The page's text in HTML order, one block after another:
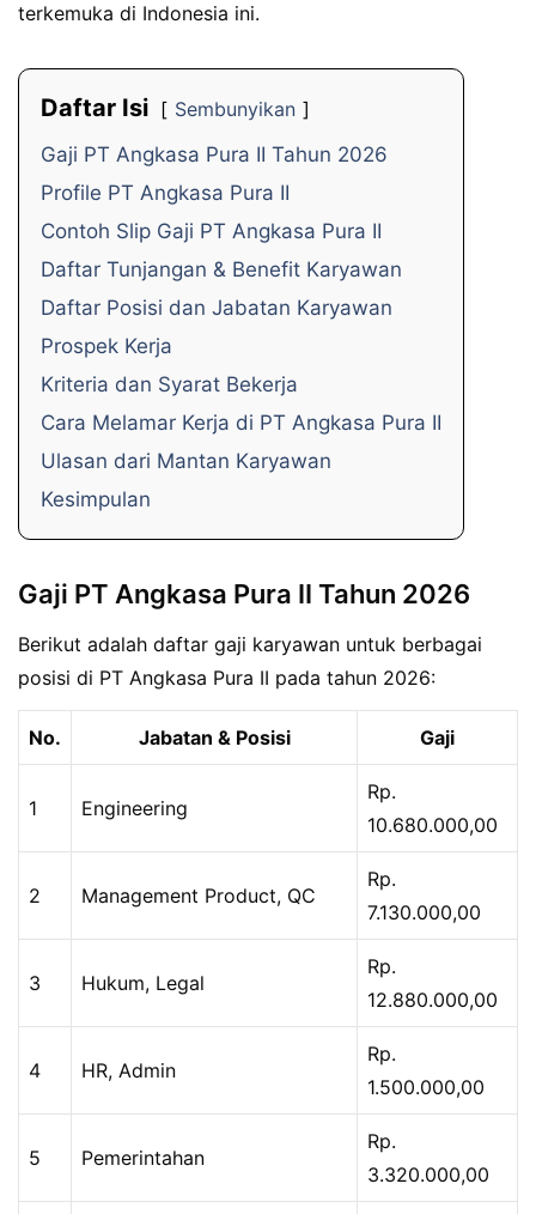
terkemuka di Indonesia ini.
Daftar Isi
Sembunyikan
Gaji PT Angkasa Pura II Tahun 2026
Profile PT Angkasa Pura II
Contoh Slip Gaji PT Angkasa Pura II
Daftar Tunjangan & Benefit Karyawan
Daftar Posisi dan Jabatan Karyawan
Prospek Kerja
Kriteria dan Syarat Bekerja
Cara Melamar Kerja di PT Angkasa Pura II
Ulasan dari Mantan Karyawan
Kesimpulan
Gaji PT Angkasa Pura II Tahun 2026
Berikut adalah daftar gaji karyawan untuk berbagai
posisi di PT Angkasa Pura II pada tahun 2026:
No. Jabatan & Posisi Gaji
1 Engineering
Rp.
10.680.000,00
2 Management Product, QC
Rp.
7.130.000,00
3 Hukum, Legal
Rp.
12.880.000,00
4 HR, Admin
Rp.
1.500.000,00
5 Pemerintahan
Rp.
3.320.000,00